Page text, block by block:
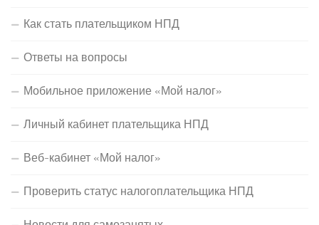
Как стать плательщиком НПД
Ответы на вопросы
Мобильное приложение «Мой налог»
Личный кабинет плательщика НПД
Веб-кабинет «Мой налог»
Проверить статус налогоплательщика НПД